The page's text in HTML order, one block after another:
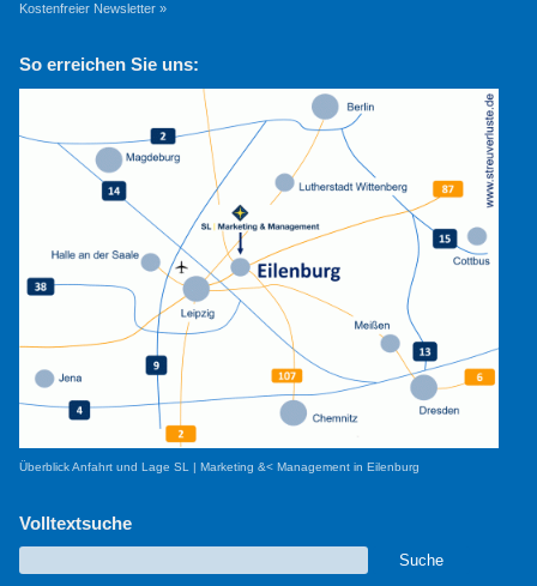
Kostenfreier Newsletter »
So erreichen Sie uns:
Überblick Anfahrt und Lage SL | Marketing &< Management in Eilenburg
Volltextsuche